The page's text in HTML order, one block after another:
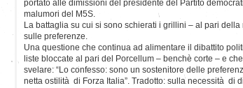
portato alle dimissioni del presidente del Partito
malumori del M5S.
La battaglia su cui si sono schierati i grillini – al pari
sulle preferenze.
Una questione che continua ad alimentare il dibattito
liste bloccate al pari del Porcellum – benchè corte – e
svelare: “Lo confesso: sono un sostenitore delle
netta ostilità di Forza Italia”. Tradotto: sulla necessità di